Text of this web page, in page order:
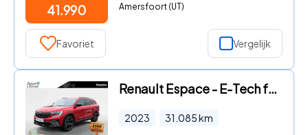
41.990 Amersfoort (UT)
Favoriet Vergelijk
Renault Espace - E-Tech full hybrid 200 esprit Alpine 5p. | Built-in Google |
2023 31.085km